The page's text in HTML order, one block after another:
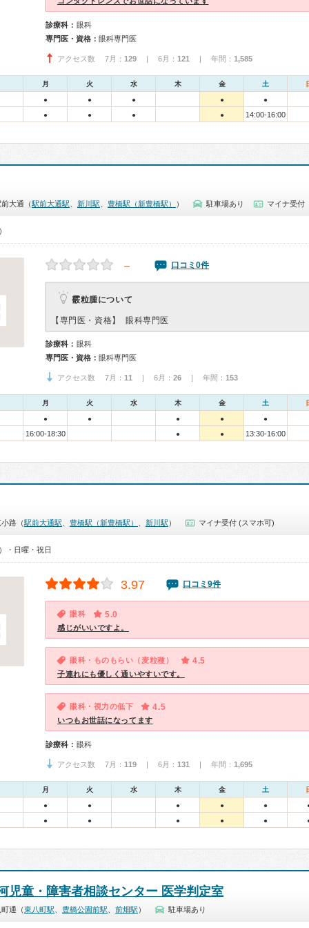
診療科： 眼科
専門医・資格： 眼科専門医
アクセス数 7月： 129 | 6月： 121 | 年間： 1,585
月 火 水 木 金 土
● ● ● ●
●
●
● ● ● 14:00-16:00
大通（駅前大通駅 新川駅 豊橋駅（新豊橋駅） ） 駐車場あり マイナ受付
－ 口コミ0件
霰粒腫について
【専門医・資格】 眼科専門医
診療科： 眼科
専門医・資格： 眼科専門医
アクセス数 7月： 11 | 6月： 26 | 年間： 153
月 火 水 木 金 土
● ● ● ● ●
16:00-18:30 ● ● 13:30-16:00
路（駅前大通駅 豊橋駅（新豊橋駅） 新川駅 ） マイナ受付 (スマホ可)
・日曜・祝日
3.97 口コミ9件
眼科 5.0
感じがいいですよ。
眼科・ものもらい（麦粒種） 4.5
子連れにも優しく通いやすいです。
眼科・視力の低下 4.5
いつもお世話になってます
診療科： 眼科
アクセス数 7月： 119 | 6月： 131 | 年間： 1,695
月 火 水 木 金 土
● ● ● ● ●
●
● ● ● ●
児童・障害者相談センター 医学判定室
通（東八町駅 豊橋公園前駅 前畑駅 ） 駐車場あり